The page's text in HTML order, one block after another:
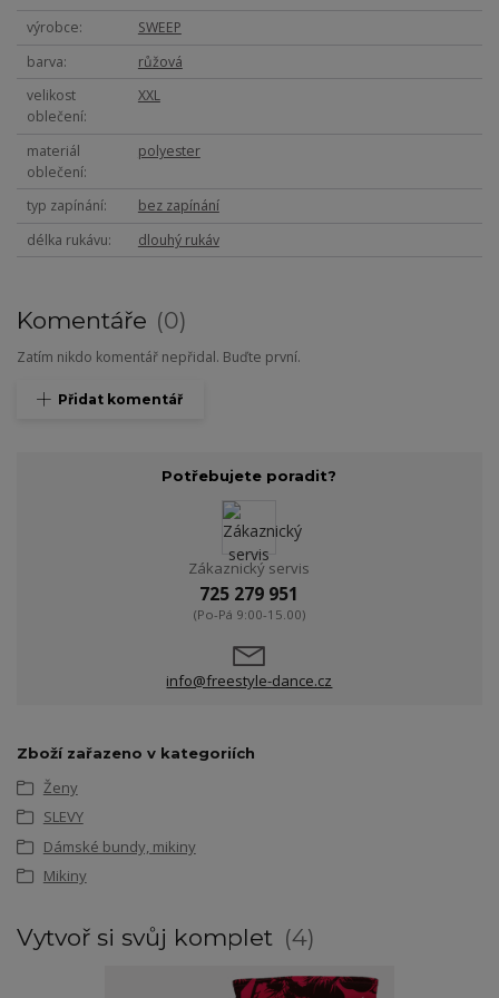
výrobce
SWEEP
barva
růžová
velikost
oblečení
XXL
materiál
oblečení
polyester
typ zapínání
bez zapínání
délka rukávu
dlouhý rukáv
Komentáře 0
Zatím nikdo komentář nepřidal. Buďte první.
Přidat komentář
Potřebujete poradit?
Zákaznický servis
725 279 951
(Po-Pá 9:00-15.00)
info@freestyle-dance.cz
Zboží zařazeno v kategoriích
Ženy
SLEVY
Dámské bundy, mikiny
Mikiny
Vytvoř si svůj komplet 4